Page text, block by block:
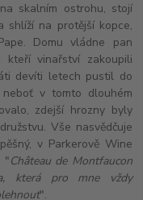
skalním ostrohu, stojí
shlíží na protější kopce,
Domu vládne pan
kteří vinařství zakoupili
devíti letech pustil do
v tomto dlouhém
zdejší hrozny byly
Vše nasvědčuje
v Parkerově Wine
"Château de Montfaucon
která pro mne vždy
".